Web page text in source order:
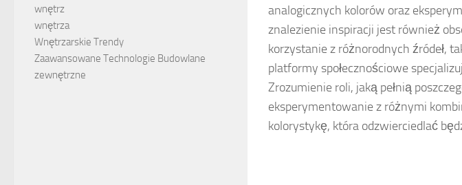
analogicznych kolorów oraz
znalezienie inspiracji jest również
korzystanie z różnorodnych źródeł,
platformy społecznościowe
Zrozumienie roli, jaką pełnią
eksperymentowanie z różnymi
kolorystykę, która odzwierciedlać
wnętrz
wnętrza
Wnętrzarskie Trendy
Zaawansowane Technologie Budowlane
zewnętrzne